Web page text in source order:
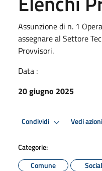
Assunzione di n. 1
assegnare al Settore
Provvisori.
Data :
20 giugno 2025
Condividi Vedi azioni
Categorie:
Comune